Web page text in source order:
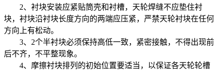
2、衬块安装应紧贴筒壳和衬槽，天轮焊缝不应垫住衬
块，衬块沿衬块长度方向的两端应压紧，严禁天轮衬块在任何
方向上有松动。
3、2个半衬块必须保持高低一致，紧密接触，不得出现前
后不齐，不平整现象。
4、摩擦衬块排列的初始位置要适当，以保证各天轮轮槽